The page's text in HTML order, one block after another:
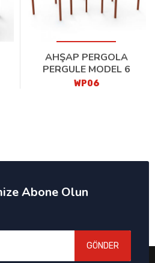
AHŞAP PERGOLA
PERGULE MODEL 6
WP06
Abone Olun
GÖNDER